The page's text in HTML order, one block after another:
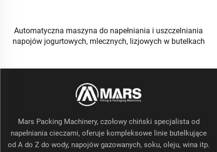
Automatyczna maszyna do napełniania i uszczelniania
napojów jogurtowych, mlecznych, lizjowych w butelkach
Mars Packing Machinery, czołowy chiński specjalista od
napełniania cieczami, oferuje kompleksowe linie butelkujące
od A do Z do wody, napojów gazowanych, soku, oleju, wina itp.